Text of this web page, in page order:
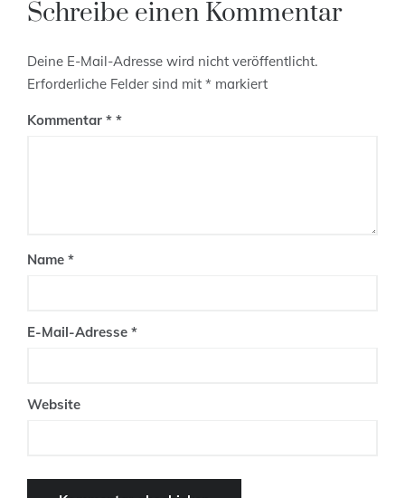
Schreibe einen Kommentar
Deine E-Mail-Adresse wird nicht veröffentlicht.
Erforderliche Felder sind mit * markiert
Kommentar *
Name *
E-Mail-Adresse *
Website